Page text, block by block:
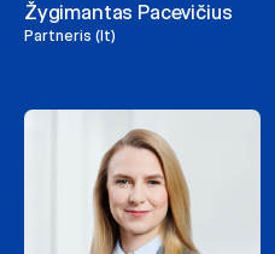
Žygimantas Pacevičius
Partneris (lt)